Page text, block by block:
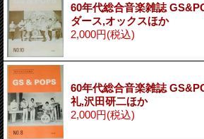
60年代総合音楽雑誌
ダース,オックスほか
2,000円(税込)
60年代総合音楽雑誌
礼,沢田研二ほか
2,000円(税込)